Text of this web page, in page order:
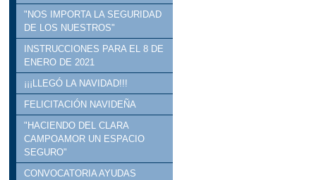
"NOS IMPORTA LA SEGURIDAD
DE LOS NUESTROS"
INSTRUCCIONES PARA EL 8 DE
ENERO DE 2021
¡¡¡LLEGÓ LA NAVIDAD!!!
FELICITACIÓN NAVIDEÑA
"HACIENDO DEL CLARA
CAMPOAMOR UN ESPACIO
SEGURO"
CONVOCATORIA AYUDAS